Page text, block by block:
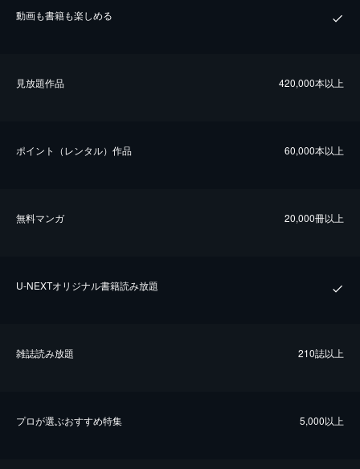
動画も書籍も楽しめる
⾒放題作品 420,000本以上
ポイント（レンタル）作品 60,000本以上
無料マンガ 20,000冊以上
U-NEXTオリジナル書籍読み放題
雑誌読み放題 210誌以上
プロが選ぶおすすめ特集 5,000以上